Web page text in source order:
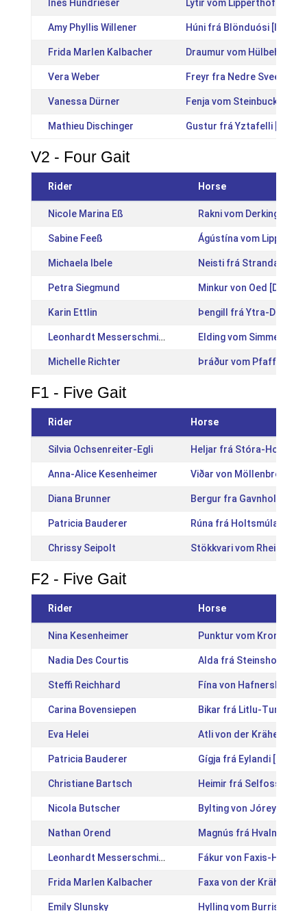
Ines Hundrieser Lýtir vom Lipperthof
Amy Phyllis Willener Húni frá Blönduósi
Frida Marlen Kalbacher Draumur vom Hülbehof
Vera Weber Freyr fra Nedre Sveen
Vanessa Dürner Fenja vom Steinbuckel
Mathieu Dischinger Gustur frá Yztafelli
V2 - Four Gait
Rider Horse
Nicole Marina Eß Rakni vom Derkingshof
Sabine Feeß Ágústína vom
Michaela Ibele Neisti frá
Petra Siegmund Minkur von Oed
Karin Ettlin Þengill frá Ytra-
Leonhardt Messerschmidt Elding vom Simmeshof
Michelle Richter Þráður vom
F1 - Five Gait
Rider Horse
Silvia Ochsenreiter-Egli Heljar frá Stóra-Hofi
Anna-Alice Kesenheimer Viðar von Möllenbronn
Diana Brunner Bergur fra Gavnholt
Patricia Bauderer Rúna frá Holtsmúla 1
Chrissy Seipolt Stökkvari vom
F2 - Five Gait
Rider Horse
Nina Kesenheimer Punktur vom Kronshof
Nadia Des Courtis Alda frá Steinsholti 1
Steffi Reichhard Fína von Hafnersholt
Carina Bovensiepen Bikar frá Litlu-Tungu 2
Eva Helei Atli von der
Patricia Bauderer Gígja frá Eylandi
Christiane Bartsch Heimir frá Selfossi
Nicola Butscher Bylting von Jóreykur
Nathan Orend Magnús frá Hvalnesi
Leonhardt Messerschmidt Fákur von Faxis-Hole
Frida Marlen Kalbacher Faxa von der
Emily Slunsky Hylling vom Burrishof